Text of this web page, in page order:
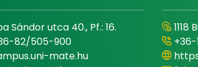
Sándor utca 40., Pf.: 16.
82/505-900
mate.hu